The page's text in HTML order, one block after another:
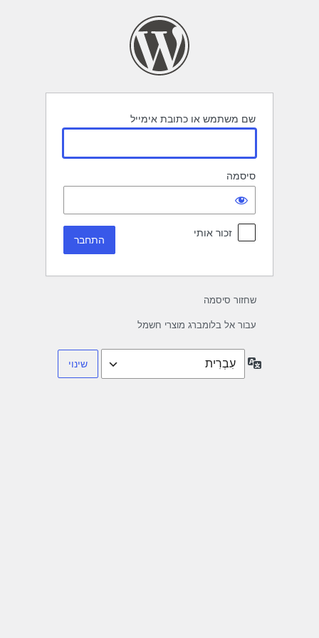
שם משתמש או כתובת אימייל
סיסמה
זכור אותי
שחזור סיסמה
עבור אל בלומברג מוצרי חשמל
שפה